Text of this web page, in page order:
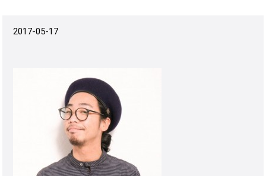
2017-05-17